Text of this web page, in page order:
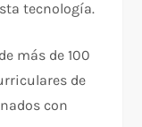
tecnología.​
de más de 100
de
con